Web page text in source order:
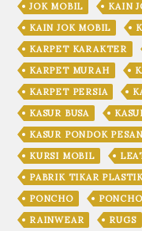
JOK MOBIL
KAIN
KAIN JOK MOBIL
KARPET KARAKTER
KARPET MURAH
KARPET PERSIA
KASUR BUSA
KASUR PONDOK
KURSI MOBIL
PABRIK TIKAR
PONCHO
RAINWEAR
RUGS